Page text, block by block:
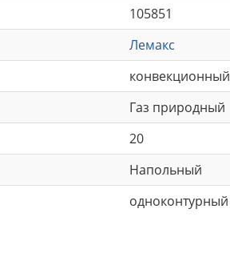
105851
Лемакс
конвекционный
Газ природный
20
Напольный
одноконтурный